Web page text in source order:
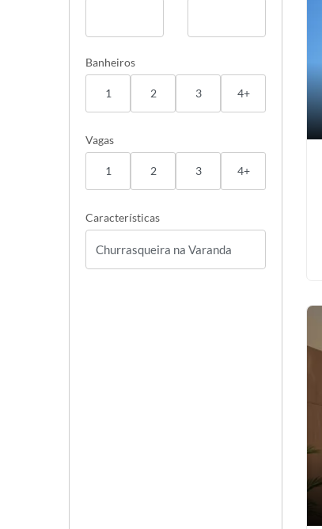
Banheiros
1 2 3 4+
Vagas
1 2 3 4+
Características